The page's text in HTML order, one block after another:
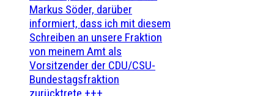
Markus Söder, darüber
informiert, dass ich mit diesem
Schreiben an unsere Fraktion
von meinem Amt als
Vorsitzender der CDU/CSU-
Bundestagsfraktion